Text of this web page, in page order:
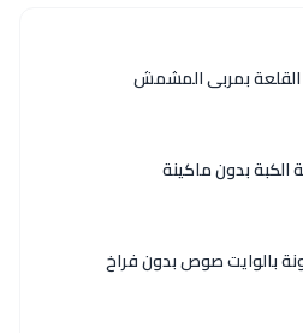
بمربى المشمش
بدون ماكينة
بالوايت صوص بدون فراخ